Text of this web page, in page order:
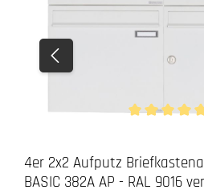
4er 2x2 Aufputz
BASIC 382A AP - RAL 9016